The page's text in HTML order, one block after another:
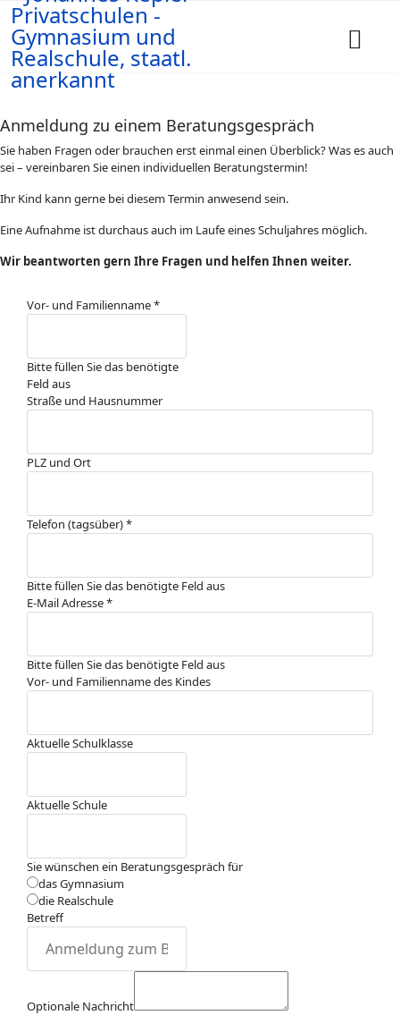
Anmeldung zu einem Beratungsgespräch
Sie haben Fragen oder brauchen erst einmal einen Überblick? Was es auch
sei – vereinbaren Sie einen individuellen Beratungstermin!
Ihr Kind kann gerne bei diesem Termin anwesend sein.
Eine Aufnahme ist durchaus auch im Laufe eines Schuljahres möglich.
Wir beantworten gern Ihre Fragen und helfen Ihnen weiter.
Vor- und Familienname*
Bitte füllen Sie das benötigte
Feld aus
Straße und Hausnummer
PLZ und Ort
Telefon (tagsüber)*
Bitte füllen Sie das benötigte Feld aus
E-Mail Adresse*
Bitte füllen Sie das benötigte Feld aus
Vor- und Familienname des Kindes
Aktuelle Schulklasse
Aktuelle Schule
Sie wünschen ein Beratungsgespräch für
das Gymnasium
die Realschule
Betreff
Optionale Nachricht